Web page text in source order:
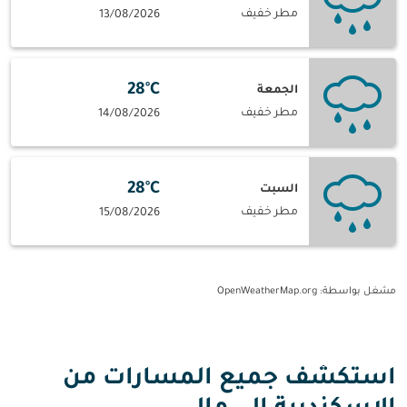
مطر خفيف 13/08/2026
الجمعة
مطر خفيف
28°C
14/08/2026
السبت
مطر خفيف
28°C
15/08/2026
مشغل بواسطة: OpenWeatherMap.org
استكشف جميع المسارات من